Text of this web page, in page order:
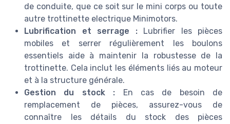
de conduite, que ce soit sur le mini corps ou toute
autre trottinette electrique Minimotors.
Lubrification et serrage :Lubrifier les pièces
mobiles et serrer régulièrement les boulons
essentiels aide à maintenir la robustesse de la
trottinette. Cela inclut les éléments liés au moteur
et à la structure générale.
Gestion du stock : En cas de besoin de
remplacement de pièces, assurez-vous de
connaître les détails du stock des pièces